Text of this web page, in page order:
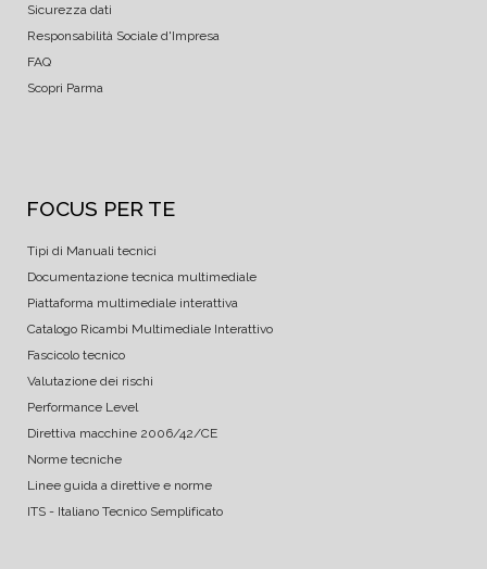
Sicurezza dati
Responsabilità Sociale d'Impresa
FAQ
Scopri Parma
FOCUS PER TE
Tipi di Manuali tecnici
Documentazione tecnica multimediale
Piattaforma multimediale interattiva
Catalogo Ricambi Multimediale Interattivo
Fascicolo tecnico
Valutazione dei rischi
Performance Level
Direttiva macchine 2006/42/CE
Norme tecniche
Linee guida a direttive e norme
ITS - Italiano Tecnico Semplificato